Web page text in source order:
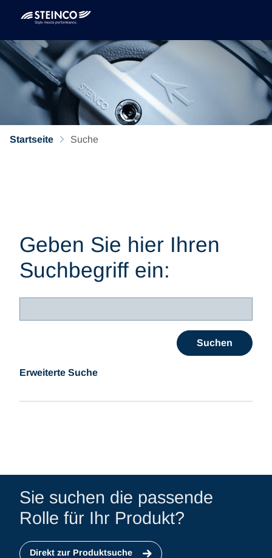
Startseite Suche
Geben Sie hier Ihren
Suchbegriff ein:
Erweiterte Suche
Sie suchen die passende
Rolle für Ihr Produkt?
Direkt zur Produktsuche